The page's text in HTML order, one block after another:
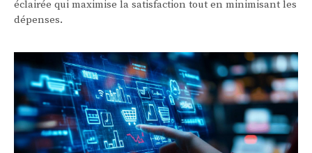
éclairée qui maximise la satisfaction tout en minimisant les
dépenses.